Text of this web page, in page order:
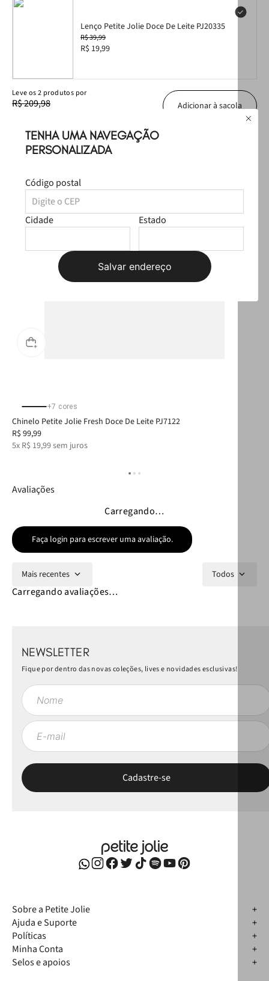
TENHA UMA NAVEGAÇÃO
PERSONALIZADA
Código postal
Cidade Estado
Salvar endereço
Lenço Petite Jolie Doce De Leite PJ20335
R$ 39,99
R$ 19,99
Leveos2 produtos por
R$ 209,98 Adicionar à sacola
Produtos Sugeridos
+7 cores
Chinelo Petite Jolie Fresh Doce De Leite PJ7122
R$ 99,99
5x R$ 19,99sem juros
Avaliações
Carregando…
Faça login para escrever uma avaliação.
Mais recentes Todos
Carregando avaliações…
NEWSLETTER
Fique por dentro das novas coleções, lives e novidades esclusivas!
Sobre a Petite Jolie
Ajuda e Suporte
Políticas
Minha Conta
Selos e apoios